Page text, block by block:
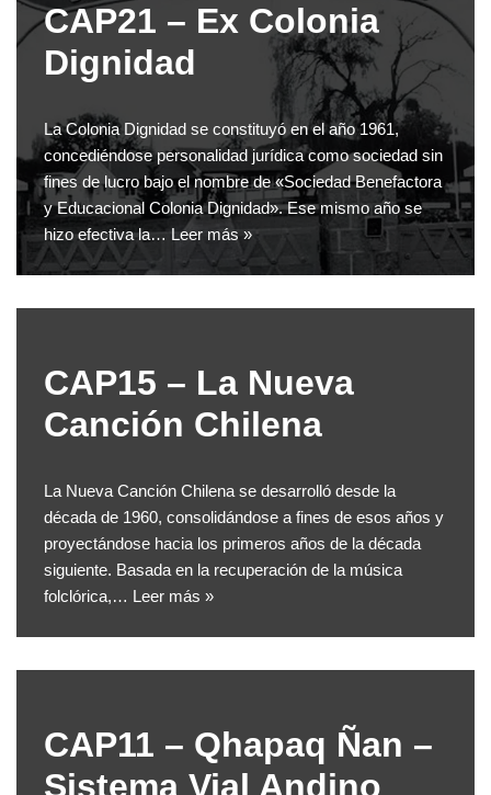
CAP21 – Ex Colonia
Dignidad
La Colonia Dignidad se constituyó en el año 1961,
concediéndose personalidad jurídica como sociedad sin
fines de lucro bajo el nombre de «Sociedad Benefactora
y Educacional Colonia Dignidad». Ese mismo año se
hizo efectiva la…Leer más »
CAP15 – La Nueva
Canción Chilena
La Nueva Canción Chilena se desarrolló desde la
década de 1960, consolidándose a fines de esos años y
proyectándose hacia los primeros años de la década
siguiente. Basada en la recuperación de la música
folclórica,… Leer más »
CAP11 – Qhapaq Ñan –
Sistema Vial Andino